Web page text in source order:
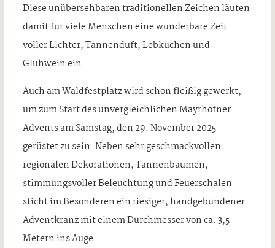
Diese unübersehbaren traditionellen Zeichen läuten
damit für viele Menschen eine wunderbare Zeit
voller Lichter, Tannenduft, Lebkuchen und
Glühwein ein.
Auch am Waldfestplatz wird schon fleißig gewerkt,
um zum Start des unvergleichlichen Mayrhofner
Advents am Samstag, den 29. November 2025
gerüstet zu sein. Neben sehr geschmackvollen
regionalen Dekorationen, Tannenbäumen,
stimmungsvoller Beleuchtung und Feuerschalen
sticht im Besonderen ein riesiger, handgebundener
Adventkranz mit einem Durchmesser von ca. 3,5
Metern ins Auge.